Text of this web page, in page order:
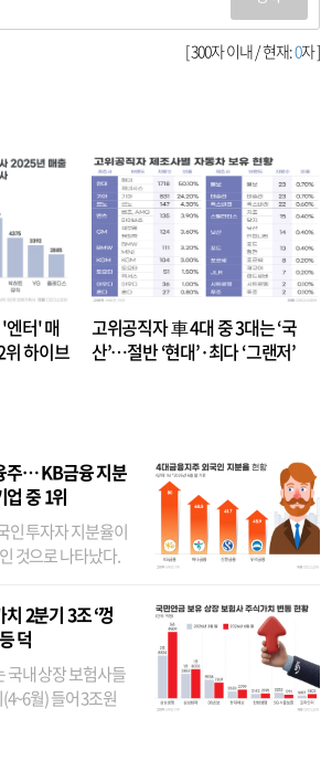
[ 300자 이내 / 현재:0자 ]
엔터' 매
하이브
고위공직자 車 4대 중 3대는 ‘국
산’…절반 ‘현대’·최다 ‘그랜저’
주… KB금융 지분
중 1위
인 투자자 지분율이
것으로 나타났다.
난달 말 기준 해외
2분기 3조 ‘껑
덕
국내 상장 보험사들
월) 들어 3조원